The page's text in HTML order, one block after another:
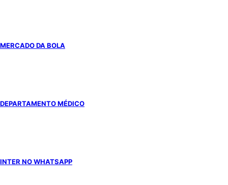
MERCADO DA BOLA
DEPARTAMENTO MÉDICO
INTER NO WHATSAPP